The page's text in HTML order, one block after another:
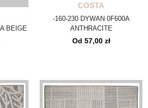
BEIGE
COSTA
-160-230 DYWAN 0F600A
ANTHRACITE
Od 57,00 zł